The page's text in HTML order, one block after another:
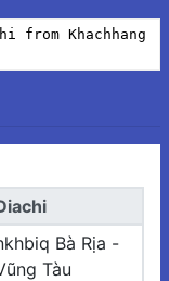
from Khachhang
Bà Rịa -
Tàu